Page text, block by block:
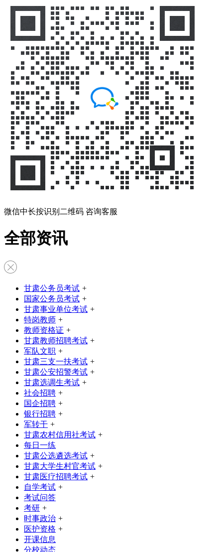
微信中长按识别二维码 咨询客服
全部资讯
甘肃公务员考试 +
国家公务员考试 +
甘肃事业单位考试 +
特岗教师 +
教师资格证 +
甘肃教师招聘考试 +
军队文职 +
甘肃三支一扶考试 +
甘肃公安招警考试 +
甘肃选调生考试 +
社会招聘 +
国企招聘 +
银行招聘 +
军转干 +
甘肃农村信用社考试 +
每日一练
甘肃公选遴选考试 +
甘肃大学生村官考试 +
甘肃医疗招聘考试 +
自学考试 +
考试问答
考研 +
时事政治 +
医护资格 +
开课信息
分校动态